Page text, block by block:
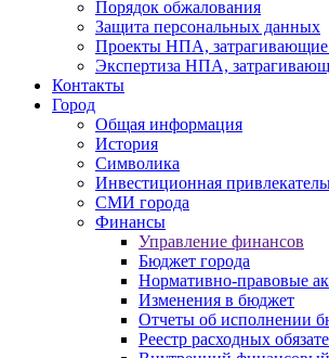
Порядок обжалования
Защита персональных данных
Проекты НПА, затрагивающие
Экспертиза НПА,
Контакты
Город
Общая информация
История
Символика
Инвестиционная
СМИ города
Финансы
Управление финансов
Бюджет города
Нормативно-правовые
Изменения в бюджет
Отчеты об исполнении
Реестр расходных